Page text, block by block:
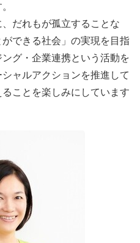
ファンドレイジングチーム
実施いただきます
に関わる他の業務（事業を
）に関わっていただくこと
、だれもが孤立することな
できる社会」の実現を目指
グ・企業連携という活動を
ャルアクションを推進して
ことを楽しみにしています